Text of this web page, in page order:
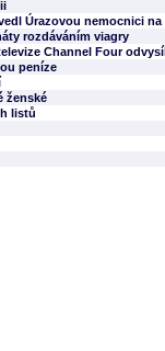
Úrazovou nemocnici
rozdáváním viagry
Channel Four
peníze
ženské
listů